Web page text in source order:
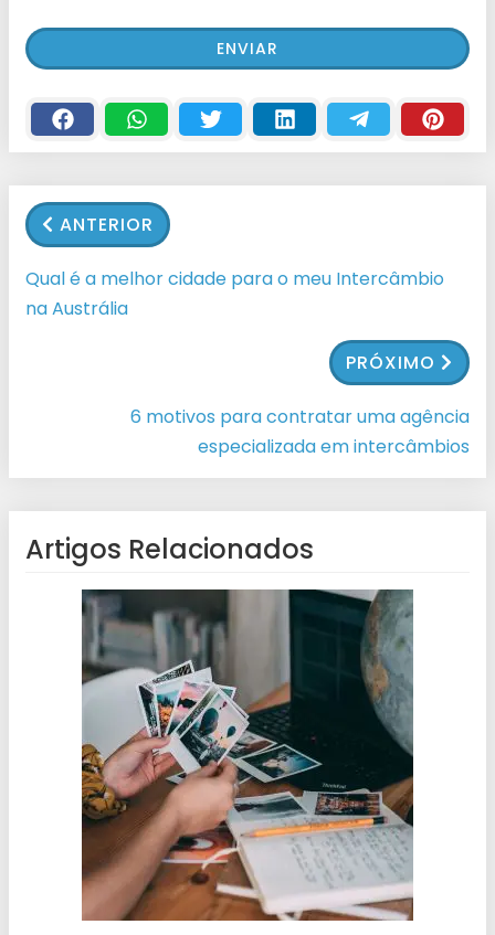
ANTERIOR
Qual é a melhor cidade para o meu Intercâmbio
na Austrália
PRÓXIMO
6 motivos para contratar uma agência
especializada em intercâmbios
Artigos Relacionados